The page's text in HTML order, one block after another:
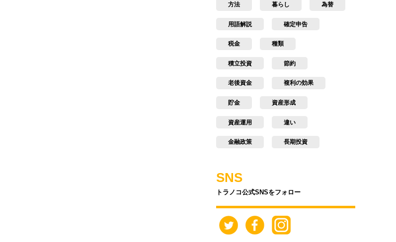
方法 暮らし 為替
用語解説 確定申告
税金 種類
積立投資 節約
老後資金 複利の効果
貯金 資産形成
資産運用 違い
金融政策 長期投資
SNS
トラノコ公式SNSをフォロー